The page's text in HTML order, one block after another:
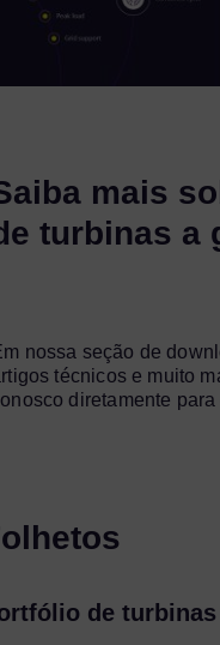
mais
turbinas a
nossa seção de
técnicos e muito
diretamente
de